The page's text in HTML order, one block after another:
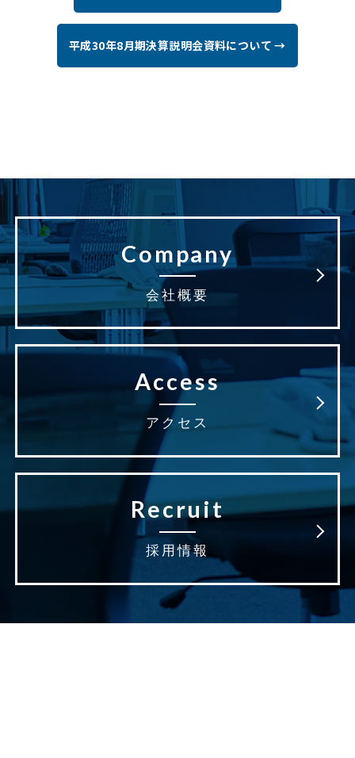
平成30年8月期決算説明会資料について →
Company
会社概要
Access
アクセス
Recruit
採用情報